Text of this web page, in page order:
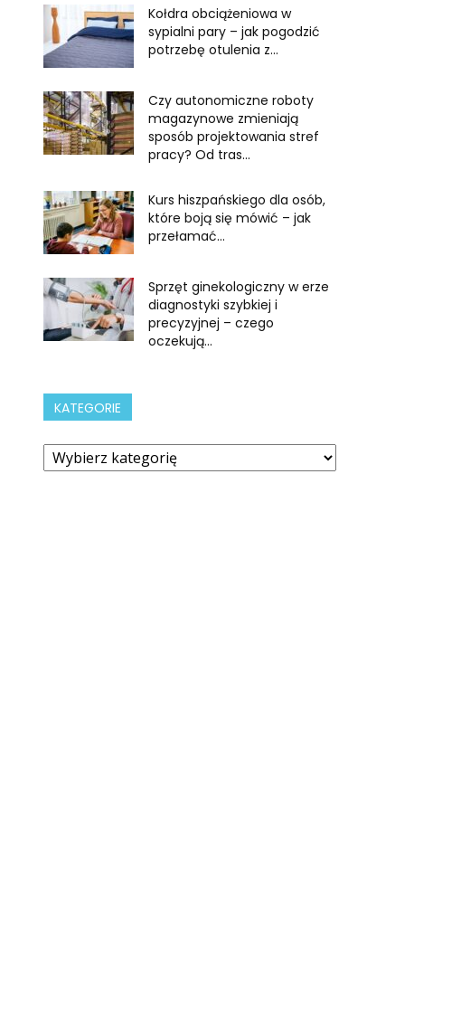
Kołdra obciążeniowa w
sypialni pary – jak pogodzić
potrzebę otulenia z...
Czy autonomiczne roboty
magazynowe zmieniają
sposób projektowania stref
pracy? Od tras...
Kurs hiszpańskiego dla osób,
które boją się mówić – jak
przełamać...
Sprzęt ginekologiczny w erze
diagnostyki szybkiej i
precyzyjnej – czego
oczekują...
KATEGORIE
Kategorie